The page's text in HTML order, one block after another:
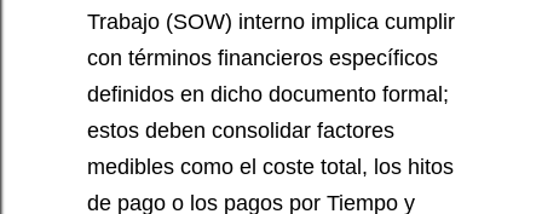
Trabajo (SOW) interno implica cumplir
con términos financieros específicos
definidos en dicho documento formal;
estos deben consolidar factores
medibles como el coste total, los hitos
de pago o los pagos por Tiempo y